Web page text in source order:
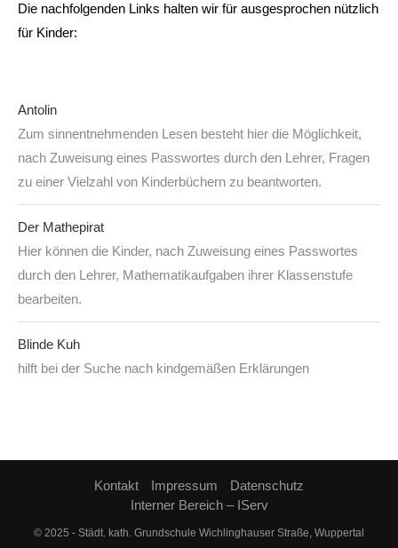
Die nachfolgenden Links halten wir für ausgesprochen nützlich
für Kinder:
Antolin
Zum sinnentnehmenden Lesen besteht hier die Möglichkeit,
nach Zuweisung eines Passwortes durch den Lehrer, Fragen
zu einer Vielzahl von Kinderbüchern zu beantworten.
Der Mathepirat
Hier können die Kinder, nach Zuweisung eines Passwortes
durch den Lehrer, Mathematikaufgaben ihrer Klassenstufe
bearbeiten.
Blinde Kuh
hilft bei der Suche nach kindgemäßen Erklärungen
Kontakt Impressum
Datenschutz
Interner Bereich – IServ
© 2025 - Städt. kath. Grundschule Wichlinghauser Straße, Wuppertal